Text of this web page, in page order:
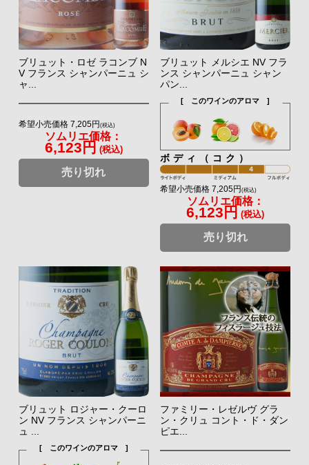
ブリュット・ロゼ ラコンブ N
V フランス シャンパーニュ シ
ャ...
希望小売価格 7,205円(税込)
ソムリエ価格：
6,123円 (税込)
売り切れ
ブリュット メルシエ NV フラ
ンス シャンパーニュ シャン
パン...
[ このワインのアロマ ]
ボディ（コク）
希望小売価格 7,205円(税込)
ソムリエ価格：
6,123円 (税込)
売り切れ
ブリュット ロジャー・クーロ
ン NV フランス シャンパーニ
ュ ...
[ このワインのアロマ ]
ファミリー・レゼルヴ グラ
ン・クリュ コント・ド・ダン
ピエ...